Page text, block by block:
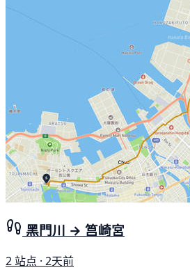
黑門川 → 筥崎宮
2 站点 · 2天前